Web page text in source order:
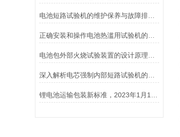
电池短路试验机的维护保养与故障排除技巧分享